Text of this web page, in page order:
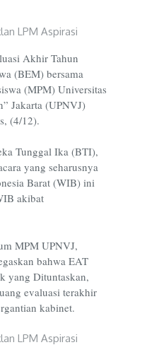
Akhir Tahun
(BEM) bersama
(MPM) Universitas
Jakarta (UPNVJ)
(4/12).
Tunggal Ika (BTI),
yang seharusnya
Barat (WIB) ini
akibat
MPM UPNVJ,
bahwa EAT
yang Dituntaskan,
evaluasi terakhir
kabinet.